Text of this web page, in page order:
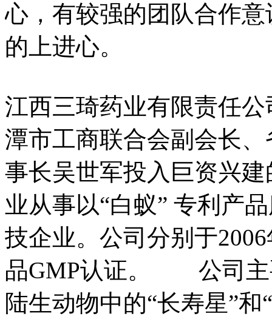
心，有较强的团队合作
的上进心。
江西三琦药业有限责任
潭市工商联合会副会长
事长吴世军投入巨资兴
业从事以“白蚁” 专利产
技企业。公司分别于
品GMP认证。 公司主
陆生动物中的“长寿星”